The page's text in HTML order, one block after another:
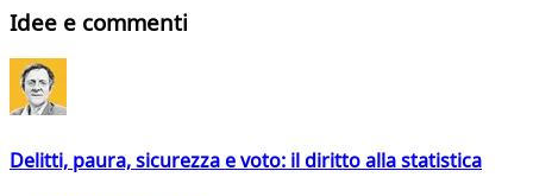
Idee e commenti
Delitti, paura, sicurezza e voto: il diritto alla statistica